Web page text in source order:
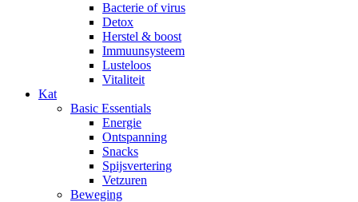
Bacterie of virus
Detox
Herstel & boost
Immuunsysteem
Lusteloos
Vitaliteit
Kat
Basic Essentials
Energie
Ontspanning
Snacks
Spijsvertering
Vetzuren
Beweging